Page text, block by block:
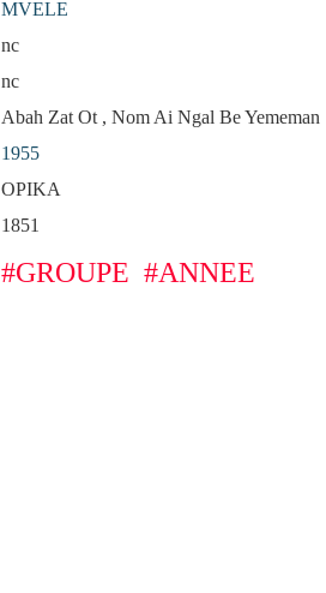
MVELE
nc
nc
Abah Zat Ot , Nom Ai Ngal Be Yememan
1955
OPIKA
1851
#GROUPE #ANNEE